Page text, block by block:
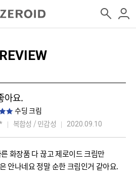
REVIEW
아요.
수딩 크림
복합성 / 민감성 2020.09.10
화장품 다 끊고 제로이드 크림만
안나네요 정말 순한 크림인거 같아요.